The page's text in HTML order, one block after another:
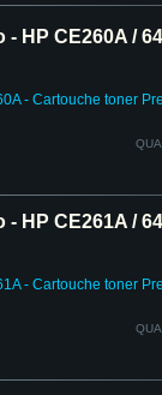
HP CE260A /
- Cartouche toner
HP CE261A /
- Cartouche toner